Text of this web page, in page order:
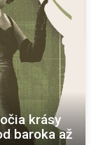
krásy
baroka až